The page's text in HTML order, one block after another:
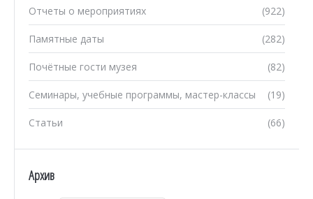
(922)
Отчеты о мероприятиях
(282)
Памятные даты
(82)
Почётные гости музея
(19)
Семинары, учебные программы, мастер-классы
(66)
Статьи
Архив